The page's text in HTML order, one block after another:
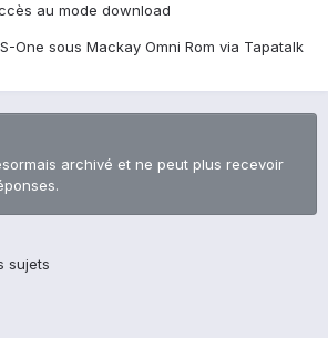
au mode download
One sous Mackay Omni Rom via Tapatalk
archivé et ne peut plus recevoir
sujets